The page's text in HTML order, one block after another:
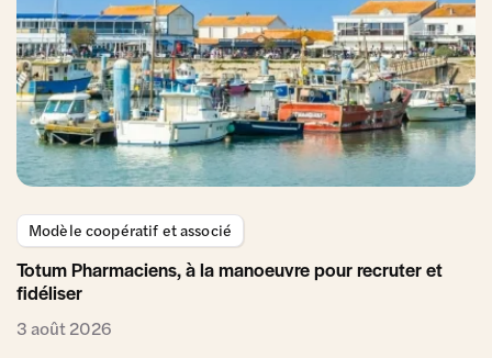
Modèle coopératif et associé
Totum Pharmaciens, à la manoeuvre pour recruter et
fidéliser
3 août 2026